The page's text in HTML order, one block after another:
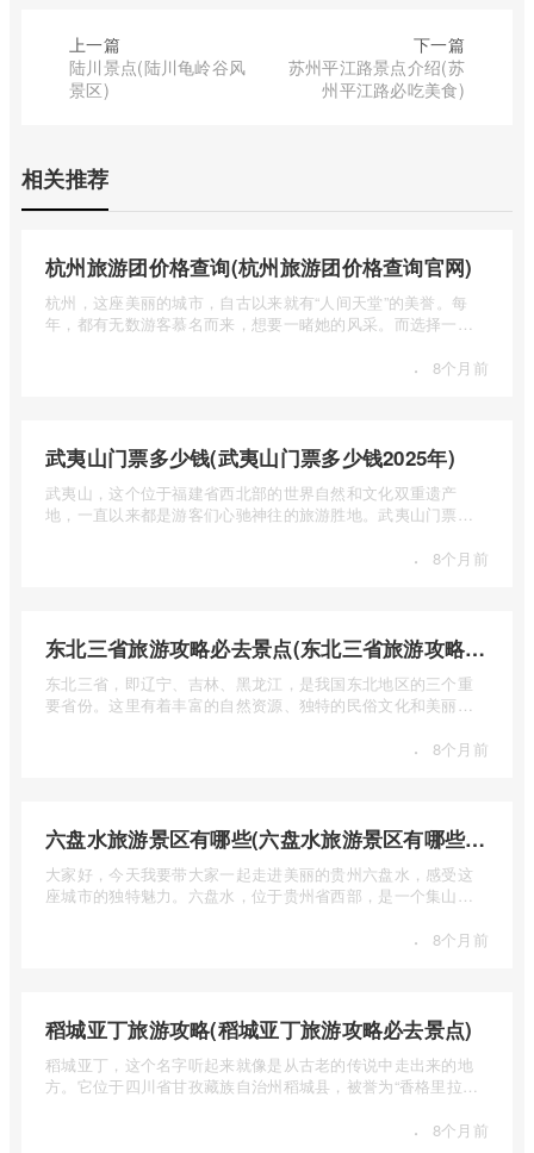
上一篇
陆川景点(陆川龟岭谷风
景区)
下一篇
苏州平江路景点介绍(苏
州平江路必吃美食)
相关推荐
杭州旅游团价格查询(杭州旅游团价格查询官网)
杭州，这座美丽的城市，自古以来就有“人间天堂”的美誉。每
年，都有无数游客慕名而来，想要一睹她的风采。而选择一个
· 8个月前
武夷山门票多少钱(武夷山门票多少钱2025年)
武夷山，这个位于福建省西北部的世界自然和文化双重遗产
地，一直以来都是游客们心驰神往的旅游胜地。武夷山门票多
· 8个月前
东北三省旅游攻略必去景点(东北三省旅游攻略必去景点视频介绍)
东北三省，即辽宁、吉林、黑龙江，是我国东北地区的三个重
要省份。这里有着丰富的自然资源、独特的民俗文化和美丽的
· 8个月前
六盘水旅游景区有哪些(六盘水旅游景区有哪些景点值得去)
大家好，今天我要带大家一起走进美丽的贵州六盘水，感受这
座城市的独特魅力。六盘水，位于贵州省西部，是一个集山水
· 8个月前
稻城亚丁旅游攻略(稻城亚丁旅游攻略必去景点)
稻城亚丁，这个名字听起来就像是从古老的传说中走出来的地
方。它位于四川省甘孜藏族自治州稻城县，被誉为“香格里拉的
· 8个月前